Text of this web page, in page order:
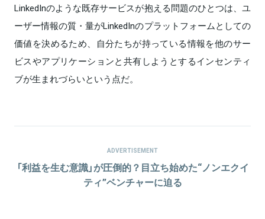
LinkedInのような既存サービスが抱える問題のひとつは、ユ
ーザー情報の質・量がLinkedInのプラットフォームとしての
価値を決めるため、自分たちが持っている情報を他のサー
ビスやアプリケーションと共有しようとするインセンティ
ブが生まれづらいという点だ。
ADVERTISEMENT
「利益を生む意識」が圧倒的？目立ち始めた“ノンエクイ
ティ”ベンチャーに迫る